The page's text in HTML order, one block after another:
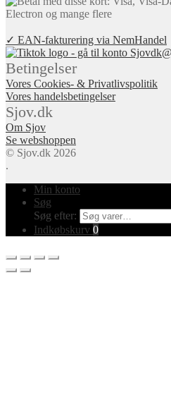
✓ EAN-fakturering via NemHandel
Betingelser
Vores Cookies- & Privatlivspolitik
Vores handelsbetingelser
Sjov.dk
Om Sjov
Se webshoppen
© Sjov.dk 2026
.
Min konto
Søg
Søg efter:
Indkøbskurv 0